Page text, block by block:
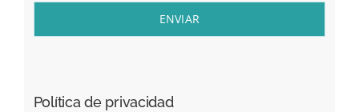
ENVIAR
Política de privacidad